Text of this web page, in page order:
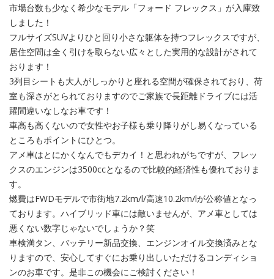
市場台数も少なく希少なモデル「フォード フレックス」が入庫致
しました！
フルサイズSUVよりひと回り小さな躯体を持つフレックスですが、
居住空間は全く引けを取らない広々とした実用的な設計がされて
おります！
3列目シートも大人がしっかりと座れる空間が確保されており、荷
室も深さがとられておりますのでご家族で長距離ドライブには活
躍間違いなしなお車です！
車高も高くないので女性やお子様も乗り降りがし易くなっている
ところもポイントにひとつ。
アメ車はとにかくなんでもデカイ！と思われがちですが、フレッ
クスのエンジンは3500ccとなるので比較的経済性も優れておりま
す。
燃費はFWDモデルで市街地7.2km/l/高速10.2km/lが公称値となっ
ております。ハイブリッド車には敵いませんが、アメ車としては
悪くない数字じゃないでしょうか？笑
車検満タン、バッテリー新品交換、エンジンオイル交換済みとな
りますので、安心してすぐにお乗り出しいただけるコンディショ
ンのお車です。是非この機会にご検討ください！